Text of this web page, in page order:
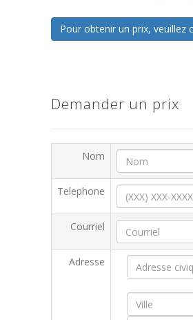
Pour obtenir un prix, veuillez
Demander un prix
Nom
Telephone
Courriel
Adresse